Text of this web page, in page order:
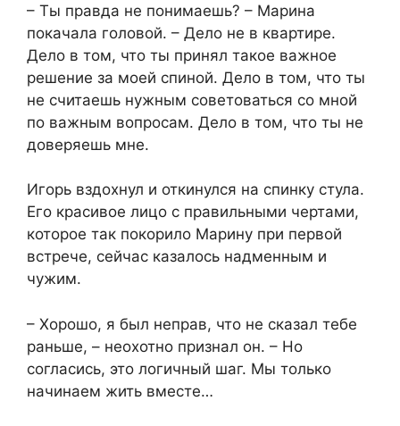
– Ты правда не понимаешь? – Марина
покачала головой. – Дело не в квартире.
Дело в том, что ты принял такое важное
решение за моей спиной. Дело в том, что ты
не считаешь нужным советоваться со мной
по важным вопросам. Дело в том, что ты не
доверяешь мне.
Игорь вздохнул и откинулся на спинку стула.
Его красивое лицо с правильными чертами,
которое так покорило Марину при первой
встрече, сейчас казалось надменным и
чужим.
– Хорошо, я был неправ, что не сказал тебе
раньше, – неохотно признал он. – Но
согласись, это логичный шаг. Мы только
начинаем жить вместе…